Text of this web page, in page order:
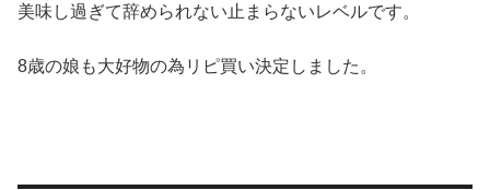
美味し過ぎて辞められない止まらないレベルです。
8歳の娘も大好物の為リピ買い決定しました。